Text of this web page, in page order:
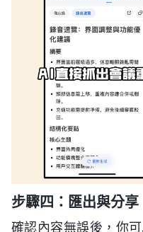
步驟四：匯出與分享
確認內容無誤後，你